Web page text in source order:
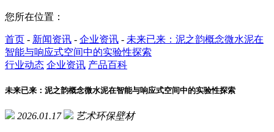
您所在位置：
首页 - 新闻资讯 - 企业资讯 - 未来已来：泥之韵概念微水泥在
智能与响应式空间中的实验性探索
行业动态 企业资讯 产品百科
未来已来：泥之韵概念微水泥在智能与响应式空间中的实验性探索
2026.01.17 艺术环保壁材